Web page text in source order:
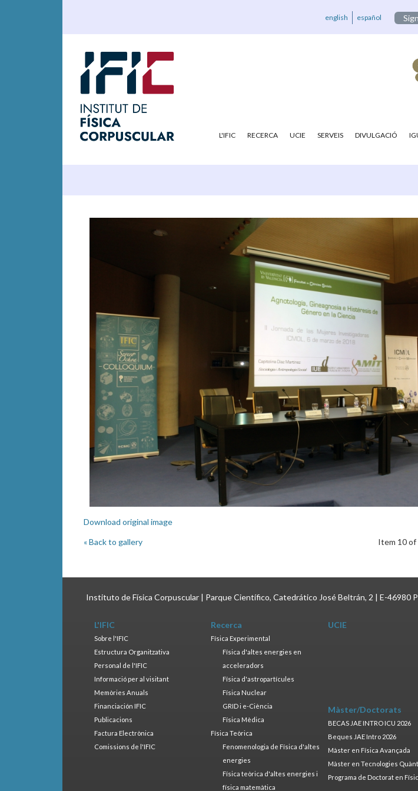
english español
L'IFIC RECERCA UCIE SERVEIS DIVULGACIÓ
Download original image
« Back to gallery
Item 10 of
Instituto de Física Corpuscular | Parque Científico, Catedrático José Beltrán, 2 | E-46980
L'IFIC
Sobre l'IFIC
Estructura Organitzativa
Personal de l'IFIC
Informació per al visitant
Memòries Anuals
Financiación IFIC
Publicacions
Factura Electrònica
Comissions de l'IFIC
Recerca
Física Experimental
Física d'altes energies en
acceleradors
Física d'astropartícules
Física Nuclear
GRID i e-Ciència
Física Mèdica
Física Teòrica
Fenomenologia de Física d'altes
energies
Física teòrica d'altes energies i
física matemàtica
UCIE
Màster/Doctorats
BECAS JAE INTRO ICU 2026
Beques JAE Intro 2026
Màster en Física Avançada
Màster en Tecnologies
Programa de Doctorat en